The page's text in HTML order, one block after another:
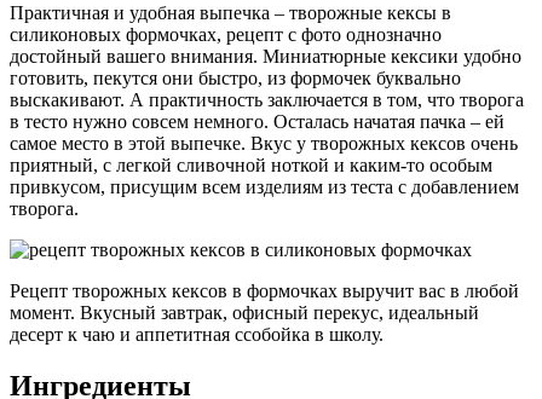
Практичная и удобная выпечка – творожные кексы в
силиконовых формочках, рецепт с фото однозначно
достойный вашего внимания. Миниатюрные кексики удобно
готовить, пекутся они быстро, из формочек буквально
выскакивают. А практичность заключается в том, что творога
в тесто нужно совсем немного. Осталась начатая пачка – ей
самое место в этой выпечке. Вкус у творожных кексов очень
приятный, с легкой сливочной ноткой и каким-то особым
привкусом, присущим всем изделиям из теста с добавлением
творога.
Рецепт творожных кексов в формочках выручит вас в любой
момент. Вкусный завтрак, офисный перекус, идеальный
десерт к чаю и аппетитная ссобойка в школу.
Ингредиенты